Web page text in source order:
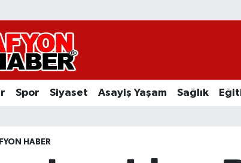
Spor Siyaset Asayiş Yaşam Sağlık
HABER